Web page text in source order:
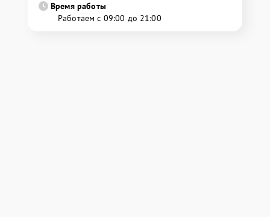
Время работы
Работаем с 09:00 до 21:00